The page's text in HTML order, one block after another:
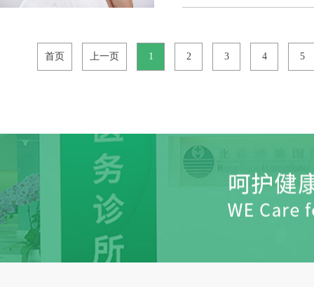
首页 上一页 1 2 3 4 5